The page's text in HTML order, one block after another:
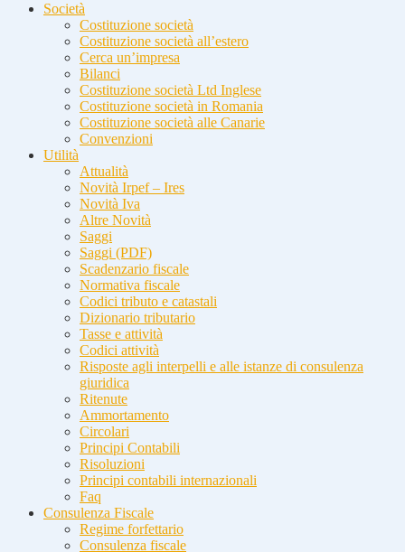
Società
Costituzione società
Costituzione società all’estero
Cerca un’impresa
Bilanci
Costituzione società Ltd Inglese
Costituzione società in Romania
Costituzione società alle Canarie
Convenzioni
Utilità
Attualità
Novità Irpef – Ires
Novità Iva
Altre Novità
Saggi
Saggi (PDF)
Scadenzario fiscale
Normativa fiscale
Codici tributo e catastali
Dizionario tributario
Tasse e attività
Codici attività
Risposte agli interpelli e alle istanze di consulenza
giuridica
Ritenute
Ammortamento
Circolari
Principi Contabili
Risoluzioni
Principi contabili internazionali
Faq
Consulenza Fiscale
Regime forfettario
Consulenza fiscale